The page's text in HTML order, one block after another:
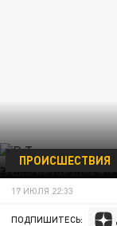
ПРОИСШЕСТВИЯ
17 ИЮЛЯ 22:33
ПОДПИШИТЕСЬ: